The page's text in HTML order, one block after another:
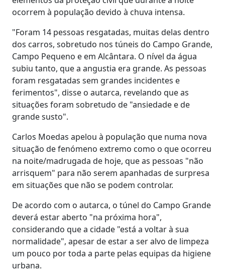
ocorrem à população devido à chuva intensa.
"Foram 14 pessoas resgatadas, muitas delas dentro
dos carros, sobretudo nos túneis do Campo Grande,
Campo Pequeno e em Alcântara. O nível da água
subiu tanto, que a angustia era grande. As pessoas
foram resgatadas sem grandes incidentes e
ferimentos", disse o autarca, revelando que as
situações foram sobretudo de "ansiedade e de
grande susto".
Carlos Moedas apelou à população que numa nova
situação de fenómeno extremo como o que ocorreu
na noite/madrugada de hoje, que as pessoas "não
arrisquem" para não serem apanhadas de surpresa
em situações que não se podem controlar.
De acordo com o autarca, o túnel do Campo Grande
deverá estar aberto "na próxima hora",
considerando que a cidade "está a voltar à sua
normalidade", apesar de estar a ser alvo de limpeza
um pouco por toda a parte pelas equipas da higiene
urbana.